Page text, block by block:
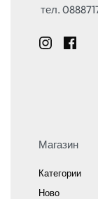
тел.
Магазин
Категории
Ново